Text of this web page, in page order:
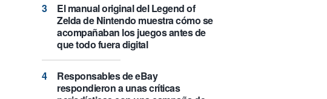
El manual original del Legend of
Zelda de Nintendo muestra cómo se
acompañaban los juegos antes de
que todo fuera digital
Responsables de eBay
respondieron a unas críticas